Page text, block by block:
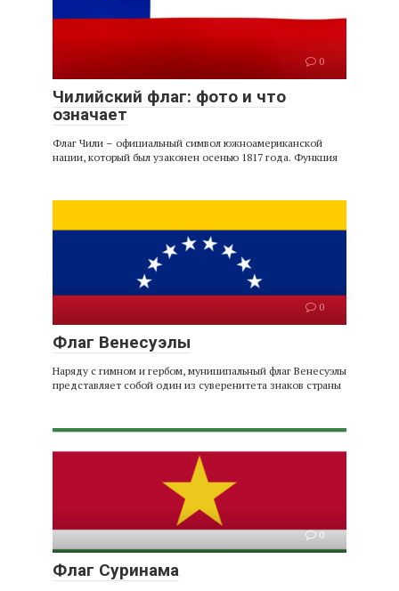
0
Чилийский флаг: фото и что
означает
Флаг Чили – официальный символ южноамериканской
нации, который был узаконен осенью 1817 года. Функция
0
Флаг Венесуэлы
Наряду с гимном и гербом, муниципальный флаг Венесуэлы
представляет собой один из суверенитета знаков страны
0
Флаг Суринама